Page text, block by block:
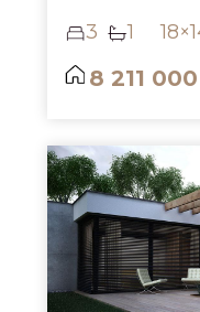
3 1
8 211